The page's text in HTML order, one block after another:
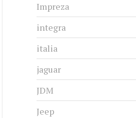
Impreza
integra
italia
jaguar
JDM
Jeep